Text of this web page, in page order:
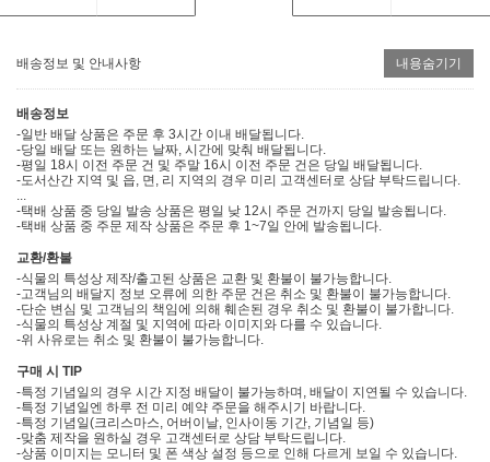
배송정보 및 안내사항 내용숨기기
배송정보
-일반 배달 상품은 주문 후 3시간 이내 배달됩니다.
-당일 배달 또는 원하는 날짜, 시간에 맞춰 배달됩니다.
-평일 18시 이전 주문 건 및 주말 16시 이전 주문 건은 당일 배달됩니다.
-도서산간 지역 및 읍, 면, 리 지역의 경우 미리 고객센터로 상담 부탁드립니다.
-택배 상품 중 당일 발송 상품은 평일 낮 12시 주문 건까지 당일 발송됩니다.
-택배 상품 중 주문 제작 상품은 주문 후 1~7일 안에 발송됩니다.
교환/환불
-식물의 특성상 제작/출고된 상품은 교환 및 환불이 불가능합니다.
-고객님의 배달지 정보 오류에 의한 주문 건은 취소 및 환불이 불가능합니다.
-단순 변심 및 고객님의 책임에 의해 훼손된 경우 취소 및 환불이 불가합니다.
-식물의 특성상 계절 및 지역에 따라 이미지와 다를 수 있습니다.
-위 사유로는 취소 및 환불이 불가능합니다.
구매 시 TIP
-특정 기념일의 경우 시간 지정 배달이 불가능하며, 배달이 지연될 수 있습니다.
-특정 기념일엔 하루 전 미리 예약 주문을 해주시기 바랍니다.
-특정 기념일(크리스마스, 어버이날, 인사이동 기간, 기념일 등)
-맞춤 제작을 원하실 경우 고객센터로 상담 부탁드립니다.
-상품 이미지는 모니터 및 폰 색상 설정 등으로 인해 다르게 보일 수 있습니다.